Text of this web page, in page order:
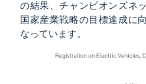
の結果、チャンピオンズネ
国家産業戦略の目標達成に
なっています。